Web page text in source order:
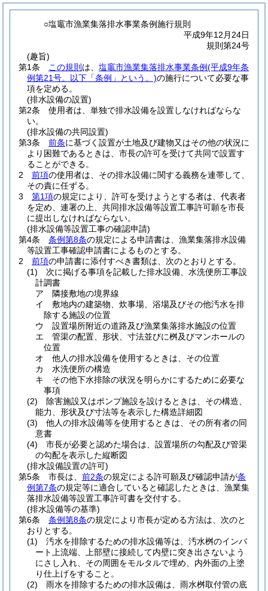
○塩竈市漁業集落排水事業条例施行規則
平成9年12月24日
規則第24号
(趣旨)
第1条
この規則 は、 塩竈市漁業集落排水事業条例(平成9年条
例第21号。以下「条例」という。)の施行について必要な事
項を定める。
(排水設備の設置)
第2条
使用者は、単独で排水設備を設置しなければならな
い。
(排水設備の共同設置)
第3条
前条に基づく設置が土地及び建物又はその他の状況に
より困難であるときは、市長の許可を受けて共同で設置す
ることができる。
2
前項の使用者は、その排水設備に関する義務を連帯して、
その責に任ずる。
3
第1項の規定により、許可を受けようとする者は、代表者
を定め、連署の上、共同排水設備等設置工事許可願を市長
に提出しなければならない。
(排水設備等設置工事の確認申請)
第4条
条例第8条の規定による申請書は、漁業集落排水設備
等設置工事確認申請書によるものとする。
2
前項の申請書に添付すべき書類は、次のとおりとする。
(1)
次に掲げる事項を記載した排水設備、水洗便所工事設
計調書
ア
隣接敷地の境界線
イ
敷地内の建築物、炊事場、浴場及びその他汚水を排
除する施設の位置
ウ
設置場所附近の道路及び漁業集落排水施設の位置
エ
管渠の配置、形状、寸法並びに桝及びマンホールの
位置
オ
他人の排水設備を使用するときは、その位置
カ
水洗便所の構造
キ
その他下水排除の状況を明らかにするために必要な
事項
(2)
除害施設又はポンプ施設を設けるときは、その構造、
能力、形状及び寸法等を表示した構造詳細図
(3)
他人の排水設備等を使用するときは、その所有者の同
意書
(4)
市長が必要と認めた場合は、設置場所の勾配及び管渠
の勾配を表示した縦断図
(排水設備設置の許可)
第5条
市長は、 前2条の規定による許可願及び確認申請が条
例第7条の規定等に適合していると確認したときは、漁業集
落排水設備等設置工事許可書を交付する。
(排水設備等の基準)
第6条
条例第8条の規定により市長が定める方法は、次のと
おりとする。
(1)
汚水を排除するための排水設備等は、汚水桝のインバ
ート上流端、上部壁に接続して内壁に突き出さないよう
にさし入れ、その周囲をモルタルで埋め、内外面の上塗
り仕上げをすること。
(2)
雨水を排除するための排水設備は、雨水桝取付管の底